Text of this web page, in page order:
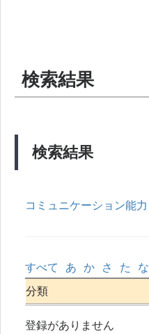
検索結果
検索結果
コミュニケーション能力
すべて あ か さ た な
分類
登録がありません